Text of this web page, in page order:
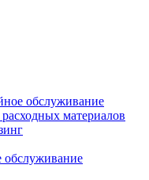
обслуживание
материалов
обслуживание